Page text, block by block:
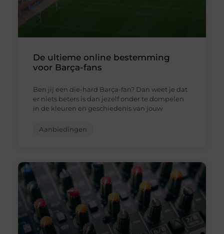
De ultieme online bestemming
voor Barça-fans
Ben jij een die-hard Barça-fan? Dan weet je dat
er niets beters is dan jezelf onder te dompelen
in de kleuren en geschiedenis van jouw
Aanbiedingen